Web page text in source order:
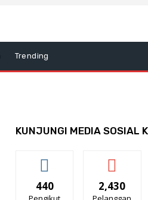
Trending
KUNJUNGI MEDIA SOSIAL
440 2,430